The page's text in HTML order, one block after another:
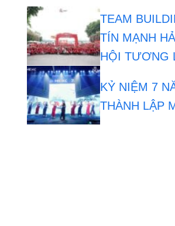
TEAM
TÍN MẠNH
HỘI TƯƠNG
KỶ NIỆM 7
THÀNH LẬP